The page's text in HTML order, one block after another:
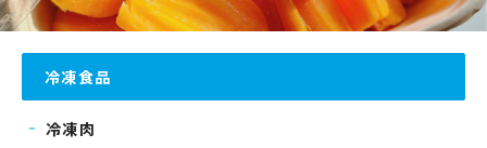
冷凍食品
冷凍肉